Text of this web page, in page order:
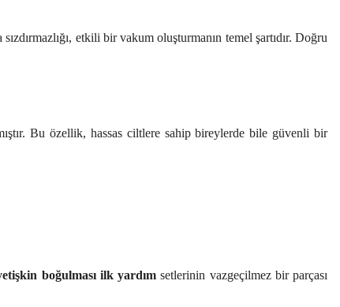
etkili bir vakum oluşturmanın temel şartıdır. Doğru
Bu özellik, hassas ciltlere sahip bireylerde bile güvenli bir
boğulması ilk yardım setlerinin vazgeçilmez bir parçası